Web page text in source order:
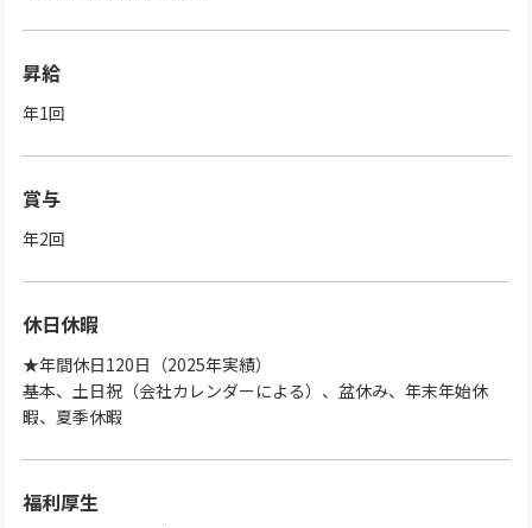
昇給
年1回
賞与
年2回
休日休暇
★年間休日120日（2025年実績）
基本、土日祝（会社カレンダーによる）、盆休み、年末年始休
暇、夏季休暇
福利厚生